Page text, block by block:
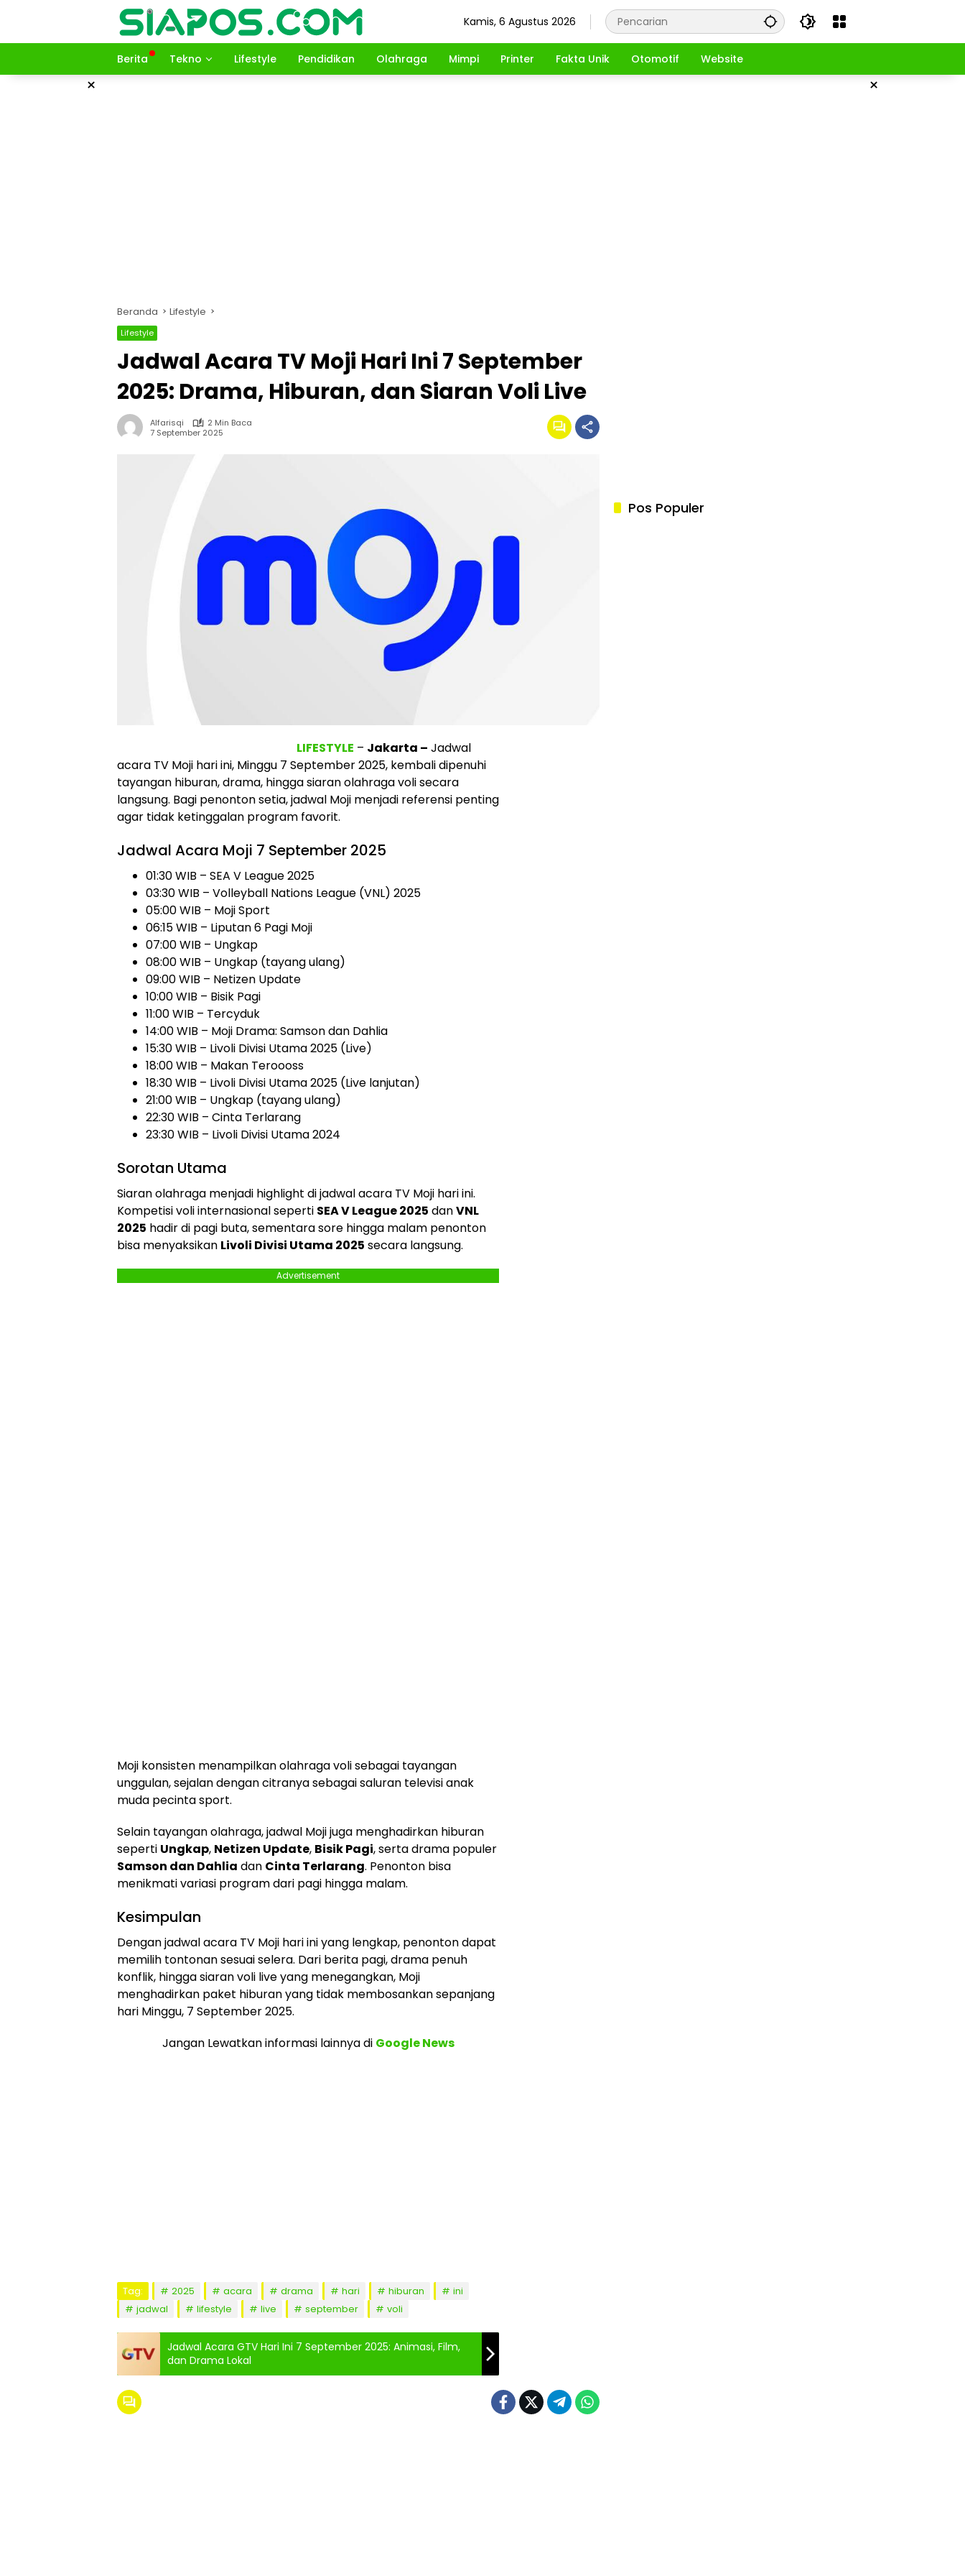
Kamis, 6 Agustus 2026
Berita Tekno Lifestyle Pendidikan Olahraga Mimpi Printer Fakta Unik Otomotif Website
× ×
Beranda Lifestyle
Lifestyle
Jadwal Acara TV Moji Hari Ini 7 September
2025: Drama, Hiburan, dan Siaran Voli Live
Alfarisqi
2 Min Baca
7 September 2025
LIFESTYLE – Jakarta – Jadwal
acara TV Moji hari ini, Minggu 7 September 2025, kembali dipenuhi
tayangan hiburan, drama, hingga siaran olahraga voli secara
langsung. Bagi penonton setia, jadwal Moji menjadi referensi penting
agar tidak ketinggalan program favorit.
Jadwal Acara Moji 7 September 2025
01:30 WIB – SEA V League 2025
03:30 WIB – Volleyball Nations League (VNL) 2025
05:00 WIB – Moji Sport
06:15 WIB – Liputan 6 Pagi Moji
07:00 WIB – Ungkap
08:00 WIB – Ungkap (tayang ulang)
09:00 WIB – Netizen Update
10:00 WIB – Bisik Pagi
11:00 WIB – Tercyduk
14:00 WIB – Moji Drama: Samson dan Dahlia
15:30 WIB – Livoli Divisi Utama 2025 (Live)
18:00 WIB – Makan Teroooss
18:30 WIB – Livoli Divisi Utama 2025 (Live lanjutan)
21:00 WIB – Ungkap (tayang ulang)
22:30 WIB – Cinta Terlarang
23:30 WIB – Livoli Divisi Utama 2024
Sorotan Utama
Siaran olahraga menjadi highlight di jadwal acara TV Moji hari ini.
Kompetisi voli internasional seperti SEA V League 2025 danVNL
2025 hadir di pagi buta, sementara sore hingga malam penonton
bisa menyaksikan Livoli Divisi Utama 2025 secara langsung.
Advertisement
Moji konsisten menampilkan olahraga voli sebagai tayangan
unggulan, sejalan dengan citranya sebagai saluran televisi anak
muda pecinta sport.
Selain tayangan olahraga, jadwal Moji juga menghadirkan hiburan
seperti Ungkap, Netizen Update, Bisik Pagi, serta drama populer
Samson dan Dahlia dan Cinta Terlarang. Penonton bisa
menikmati variasi program dari pagi hingga malam.
Kesimpulan
Dengan jadwal acara TV Moji hari ini yang lengkap, penonton dapat
memilih tontonan sesuai selera. Dari berita pagi, drama penuh
konflik, hingga siaran voli live yang menegangkan, Moji
menghadirkan paket hiburan yang tidak membosankan sepanjang
hari Minggu, 7 September 2025.
Jangan Lewatkan informasi lainnyadi Google News
Tag: 2025 acara drama hari hiburan
ini
jadwal
lifestyle live september voli
Jadwal Acara GTV Hari Ini 7 September 2025: Animasi, Film,
dan Drama Lokal
Pos Populer